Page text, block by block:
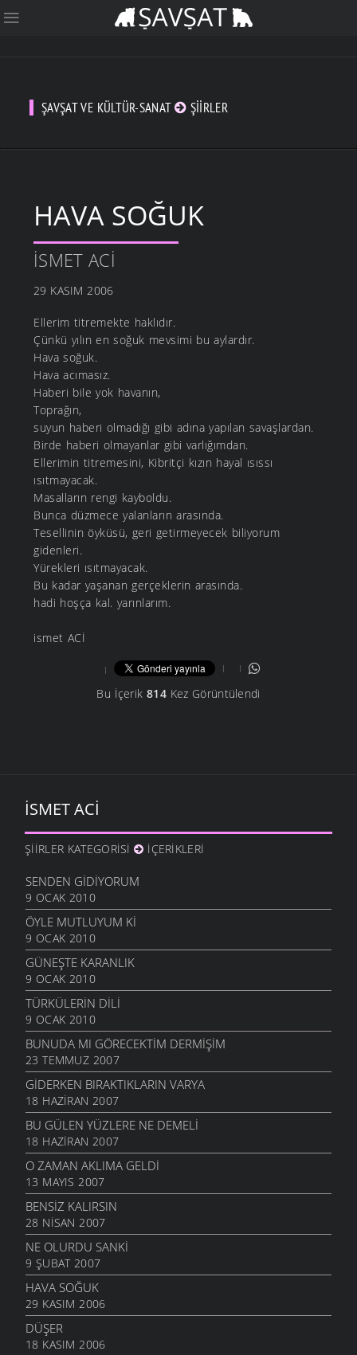
ŞAVŞAT VE KÜLTÜR-SANAT ŞIIRLER
HAVA SOĞUK
İSMET ACI
29 KASIM 2006
Ellerim titremekte haklıdır.
Çünkü yılın en soğuk mevsimi bu aylardır.
Hava soğuk.
Hava acımasız.
Haberi bile yok havanın,
Toprağın,
suyun haberi olmadığı gibi adına yapılan savaşlardan.
Birde haberi olmayanlar gibi varlığımdan.
Ellerimin titremesini, Kibritçi kızın hayal ısıssı
ısıtmayacak.
Masalların rengi kayboldu.
Bunca düzmece yalanların arasında.
Tesellinin öyküsü, geri getirmeyecek biliyorum
gidenleri.
Yürekleri ısıtmayacak.
Bu kadar yaşanan gerçeklerin arasında.
hadi hoşça kal. yarınlarım.
ismet ACİ
Bu İçerik 814Kez Görüntülendi
İSMET ACI
ŞIIRLER KATEGORISI İÇERIKLERI
SENDEN GIDIYORUM
9 OCAK 2010
ÖYLE MUTLUYUM KI
9 OCAK 2010
GÜNEŞTE KARANLIK
9 OCAK 2010
TÜRKÜLERIN DILI
9 OCAK 2010
BUNUDA MI GÖRECEKTIM DERMIŞIM
23 TEMMUZ 2007
GIDERKEN BIRAKTIKLARIN VARYA
18 HAZIRAN 2007
BU GÜLEN YÜZLERE NE DEMELI
18 HAZIRAN 2007
O ZAMAN AKLIMA GELDI
13 MAYIS 2007
BENSIZ KALIRSIN
28 NISAN 2007
NE OLURDU SANKI
9 ŞUBAT 2007
HAVA SOĞUK
29 KASIM 2006
DÜŞER
18 KASIM 2006